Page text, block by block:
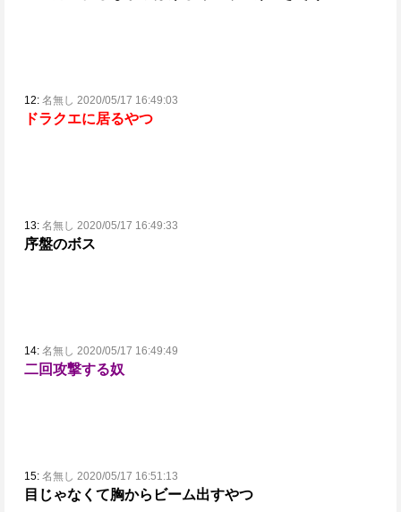
12: 名無し 2020/05/17 16:49:03
ドラクエに居るやつ
13: 名無し 2020/05/17 16:49:33
序盤のボス
14: 名無し 2020/05/17 16:49:49
二回攻撃する奴
15: 名無し 2020/05/17 16:51:13
目じゃなくて胸からビーム出すやつ